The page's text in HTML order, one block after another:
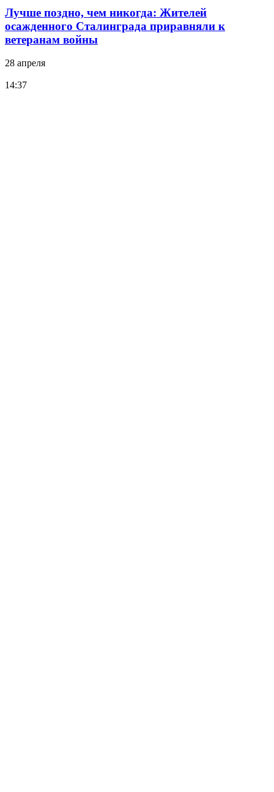
Лучше поздно, чем никогда: Жителей
осажденного Сталинграда приравняли к
ветеранам войны
28 апреля
14:37